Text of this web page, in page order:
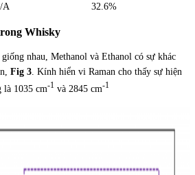
A 32.6%
Whisky
nhau, Methanol và Ethanol có sự khác
Fig 3. Kính hiển vi Raman cho thấy sự hiện
là 1035 cm-1 và 2845 cm-1